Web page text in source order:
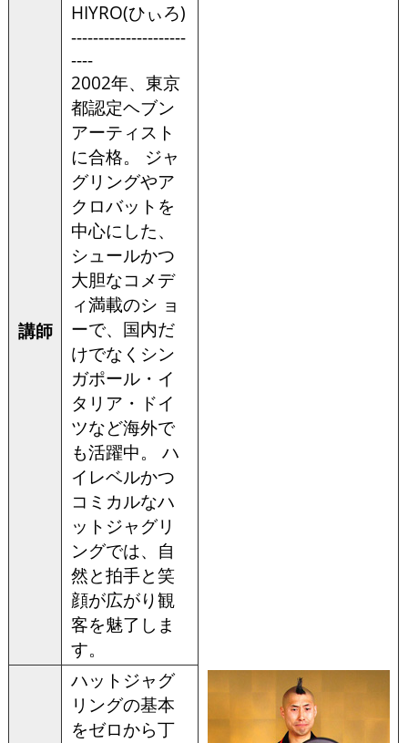
講師
HIYRO(ひぃろ)
---------------------
----
2002年、東京
都認定ヘブン
アーティスト
に合格。 ジャ
グリングやア
クロバットを
中心にした、
シュールかつ
大胆なコメデ
ィ満載のシ ョ
ーで、国内だ
けでなくシン
ガポール・イ
タリア・ドイ
ツなど海外で
も活躍中。 ハ
イレベルかつ
コミカルなハ
ットジャグリ
ングでは、自
然と拍手と笑
顔が広がり観
客を魅了しま
す。
ハットジャグ
リングの基本
をゼロから丁